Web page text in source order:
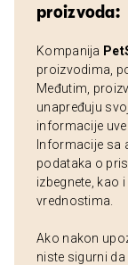
proizvoda:
Kompanija
proizvodima,
Međutim,
unapređuju
informacije
Informacije sa
podataka o
izbegnete, kao
vrednostima.
Ako nakon
niste sigurni